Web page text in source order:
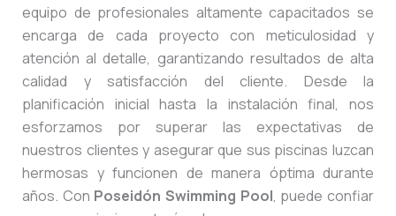
equipo de profesionales altamente capacitados se
encarga de cada proyecto con meticulosidad y
atención al detalle, garantizando resultados de alta
calidad y satisfacción del cliente. Desde la
planificación inicial hasta la instalación final, nos
esforzamos por superar las expectativas de
nuestros clientes y asegurar que sus piscinas luzcan
hermosas y funcionen de manera óptima durante
años. Con Poseidón Swimming Pool, puede confiar